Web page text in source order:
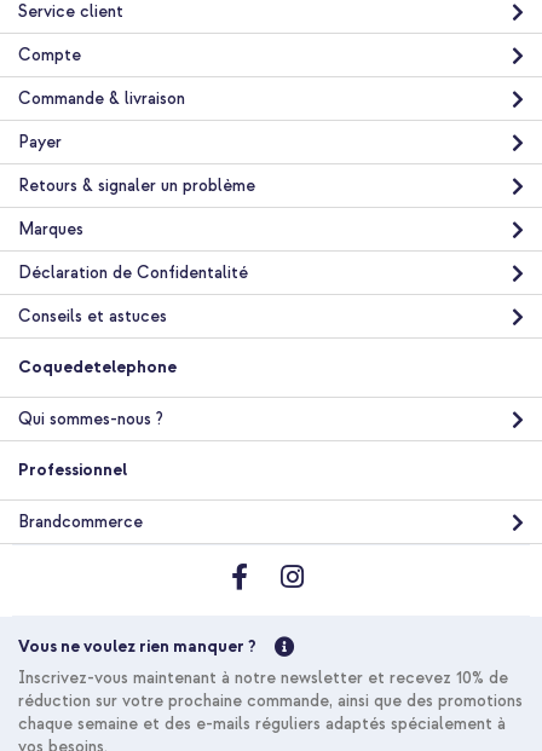
Service client
Compte
Commande & livraison
Payer
Retours & signaler un problème
Marques
Déclaration de Confidentalité
Conseils et astuces
Coquedetelephone
Qui sommes-nous ?
Professionnel
Brandcommerce
Vous ne voulez rien manquer ?
Inscrivez-vous maintenant à notre newsletter et recevez 10% de
réduction sur votre prochaine commande, ainsi que des promotions
chaque semaine et des e-mails réguliers adaptés spécialement à